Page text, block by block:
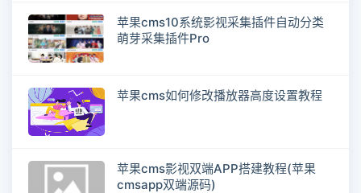
苹果cms10系统影视采集插件自动分类
萌芽采集插件Pro
苹果cms如何修改播放器高度设置教程
苹果cms影视双端APP搭建教程(苹果
cmsapp双端源码)